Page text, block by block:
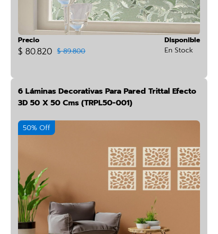
Precio
$ 80.820 $ 89.800
Disponible
En Stock
6 Láminas Decorativas Para Pared Trittal Efecto
3D 50 X 50 Cms (TRPL50-001)
50% Off